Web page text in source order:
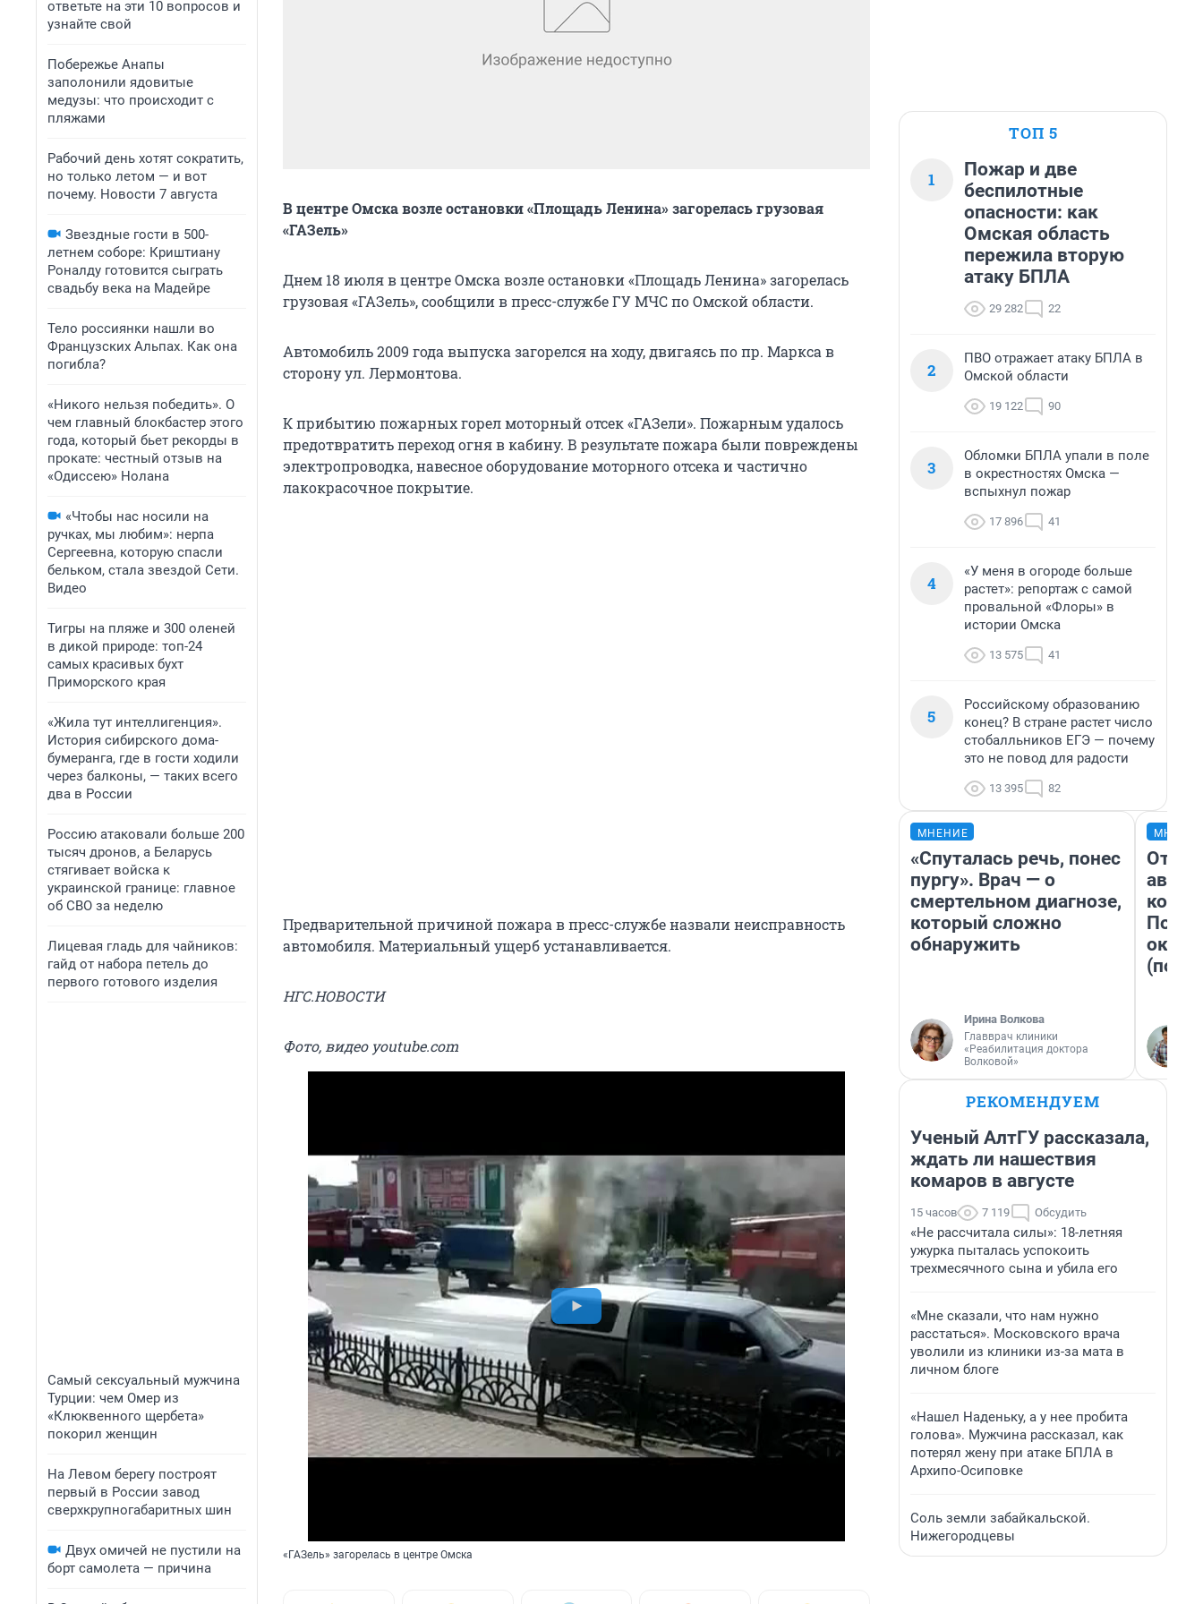
ответьте на эти 10 вопросов и
узнайте свой
Побережье Анапы
заполонили ядовитые
медузы: что происходит с
пляжами
Рабочий день хотят сократить,
но только летом — и вот
почему. Новости 7 августа
Звездные гости в 500-
летнем соборе: Криштиану
Роналду готовится сыграть
свадьбу века на Мадейре
Тело россиянки нашли во
Французских Альпах. Как она
погибла?
«Никого нельзя победить». О
чем главный блокбастер этого
года, который бьет рекорды в
прокате: честный отзыв на
«Одиссею» Нолана
«Чтобы нас носили на
ручках, мы любим»: нерпа
Сергеевна, которую спасли
бельком, стала звездой Сети.
Видео
Тигры на пляже и 300 оленей
в дикой природе: топ-24
самых красивых бухт
Приморского края
«Жила тут интеллигенция».
История сибирского дома-
бумеранга, где в гости ходили
через балконы, — таких всего
два в России
Россию атаковали больше 200
тысяч дронов, а Беларусь
стягивает войска к
украинской границе: главное
об СВО за неделю
Лицевая гладь для чайников:
гайд от набора петель до
первого готового изделия
Самый сексуальный мужчина
Турции: чем Омер из
«Клюквенного щербета»
покорил женщин
На Левом берегу построят
первый в России завод
сверхкрупногабаритных шин
Двух омичей не пустили на
борт самолета — причина
В центре Омска возле остановки «Площадь Ленина» загорелась грузовая
«ГАЗель»
Днем 18 июля в центре Омска возле остановки «Площадь Ленина» загорелась
грузовая «ГАЗель», сообщили в пресс-службе ГУ МЧС по Омской области.
Автомобиль 2009 года выпуска загорелся на ходу, двигаясь по пр. Маркса в
сторону ул. Лермонтова.
К прибытию пожарных горел моторный отсек «ГАЗели». Пожарным удалось
предотвратить переход огня в кабину. В результате пожара были повреждены
электропроводка, навесное оборудование моторного отсека и частично
лакокрасочное покрытие.
Предварительной причиной пожара в пресс-службе назвали неисправность
автомобиля. Материальный ущерб устанавливается.
НГС.НОВОСТИ
Фото, видео youtube.com
«ГАЗель» загорелась в центре Омска
ТОП 5
1
Пожар и две
беспилотные
опасности: как
Омская область
пережила вторую
атаку БПЛА
29 282 22
2
ПВО отражает атаку БПЛА в
Омской области
19 122 90
3
Обломки БПЛА упали в поле
в окрестностях Омска —
вспыхнул пожар
17 896 41
4
«У меня в огороде больше
растет»: репортаж с самой
провальной «Флоры» в
истории Омска
13 575 41
5
Российскому образованию
конец? В стране растет число
стобалльников ЕГЭ — почему
это не повод для радости
13 395 82
МНЕНИЕ
«Спуталась речь, понес
пургу». Врач — о
смертельном диагнозе,
который сложно
обнаружить
Ирина Волкова
Главврач клиники
«Реабилитация доктора
Волковой»
От
РЕКОМЕНДУЕМ
Ученый АлтГУ рассказала,
ждать ли нашествия
комаров в августе
15 часов 7 119 Обсудить
«Не рассчитала силы»: 18-летняя
ужурка пыталась успокоить
трехмесячного сына и убила его
«Мне сказали, что нам нужно
расстаться». Московского врача
уволили из клиники из-за мата в
личном блоге
«Нашел Наденьку, а у нее пробита
голова». Мужчина рассказал, как
потерял жену при атаке БПЛА в
Архипо-Осиповке
Соль земли забайкальской.
Нижегородцевы